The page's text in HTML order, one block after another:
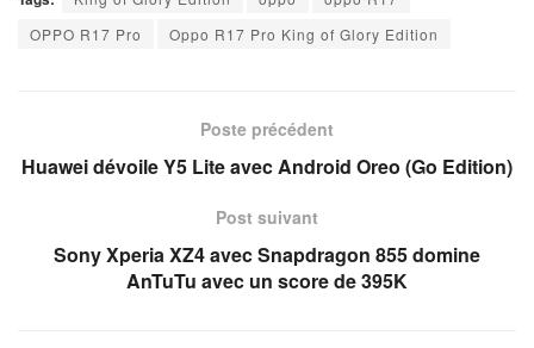
OPPO R17 Pro
Oppo R17 Pro King of Glory Edition
Poste précédent
Huawei dévoile Y5 Lite avec Android Oreo (Go Edition)
Post suivant
Sony Xperia XZ4 avec Snapdragon 855 domine
AnTuTu avec un score de 395K